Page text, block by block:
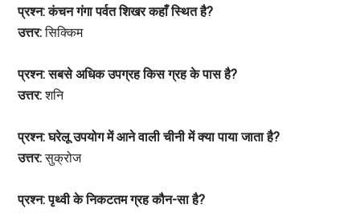
प्रश्न: कंचन गंगा पर्वत शिखर कहाँ स्थित है?
उत्तर:सिक्किम
प्रश्न: सबसे अधिक उपग्रह किस ग्रह के पास है?
उत्तर:शनि
प्रश्न: घरेलू उपयोग में आने वाली चीनी में क्या पाया जाता है?
उत्तर:सुक्रोज
प्रश्न: पृथ्वी के निकटतम ग्रह कौन-सा है?